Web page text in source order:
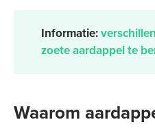
Informatie:
zoete aardappel te
Waarom